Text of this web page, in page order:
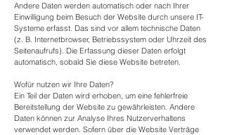
Andere Daten werden automatisch oder nach Ihrer
Einwilligung beim Besuch der Website durch unsere IT-
Systeme erfasst. Das sind vor allem technische Daten
(z. B. Internetbrowser, Betriebssystem oder Uhrzeit des
Seitenaufrufs). Die Erfassung dieser Daten erfolgt
automatisch, sobald Sie diese Website betreten.
Wofür nutzen wir Ihre Daten?
Ein Teil der Daten wird erhoben, um eine fehlerfreie
Bereitstellung der Website zu gewährleisten. Andere
Daten können zur Analyse Ihres Nutzerverhaltens
verwendet werden. Sofern über die Website Verträge